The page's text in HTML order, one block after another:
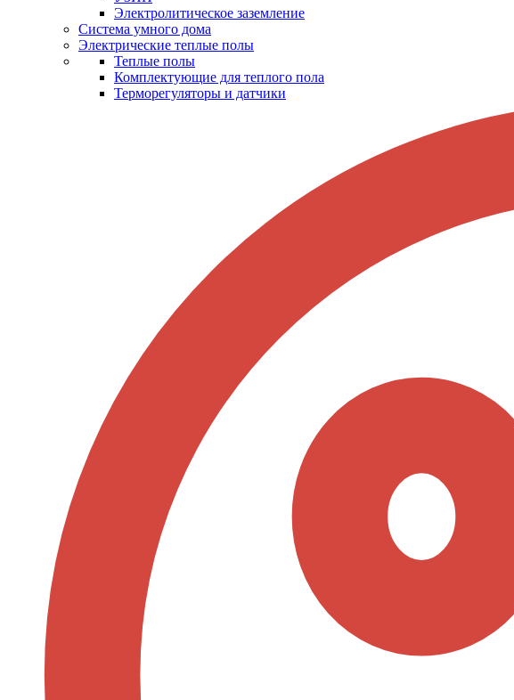
Электролитическое заземление
Система умного дома
Электрические теплые полы
Теплые полы
Комплектующие для теплого пола
Терморегуляторы и датчики